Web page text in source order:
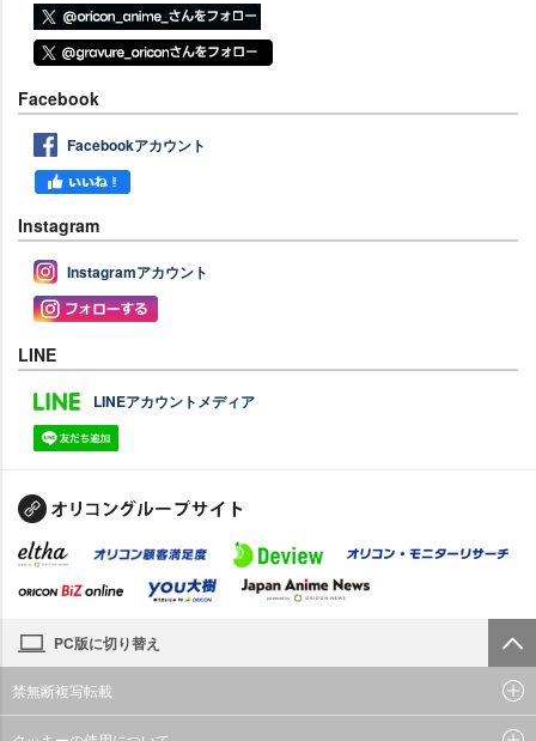
Facebook
Facebookアカウント
Instagram
Instagramアカウント
LINE
LINEアカウントメディア
PC版に切り替え
禁無断複写転載